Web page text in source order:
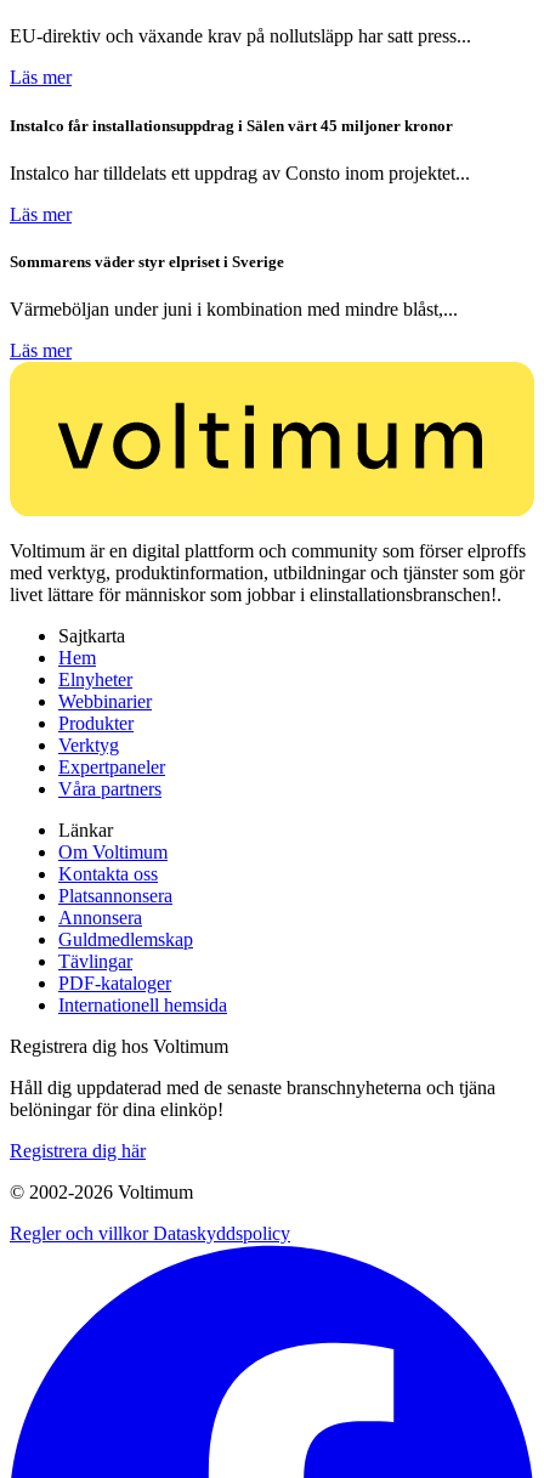
EU-direktiv och växande krav på nollutsläpp har satt press...
Läs mer
Instalco får installationsuppdrag i Sälen värt 45 miljoner kronor
Instalco har tilldelats ett uppdrag av Consto inom projektet...
Läs mer
Sommarens väder styr elpriset i Sverige
Värmeböljan under juni i kombination med mindre blåst,...
Läs mer
Voltimum är en digital plattform och community som förser elproffs
med verktyg, produktinformation, utbildningar och tjänster som gör
livet lättare för människor som jobbar i elinstallationsbranschen!.
Sajtkarta
Hem
Elnyheter
Webbinarier
Produkter
Verktyg
Expertpaneler
Våra partners
Länkar
Om Voltimum
Kontakta oss
Platsannonsera
Annonsera
Guldmedlemskap
Tävlingar
PDF-kataloger
Internationell hemsida
Registrera dig hos Voltimum
Håll dig uppdaterad med de senaste branschnyheterna och tjäna
belöningar för dina elinköp!
Registrera dig här
© 2002-2026 Voltimum
Regler och villkorDataskyddspolicy